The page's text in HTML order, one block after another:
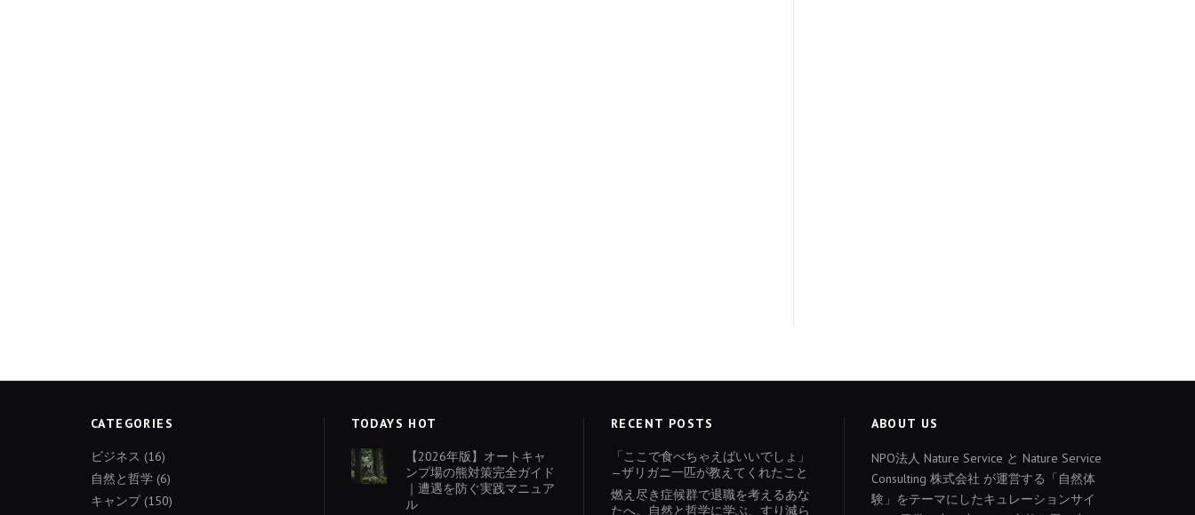
CATEGORIES
ビジネス (16)
自然と哲学 (6)
キャンプ(150)
TODAYS HOT
【2026年版】オートキャ
ンプ場の熊対策完全ガイド
｜遭遇を防ぐ実践マニュア
ル
RECENT POSTS
「ここで食べちゃえばいいでしょ」
—ザリガニ一匹が教えてくれたこと
燃え尽き症候群で退職を考えるあな
たへ。自然と哲学に学ぶ、すり減ら
ABOUT US
NPO法人 Nature Service と Nature Service
Consulting 株式会社 が運営する「自然体
験」をテーマにしたキュレーションサイ